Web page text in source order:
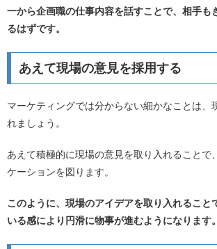
一から企画職の仕事内容を話すことで、相手も
るはずです。
あえて現場の意見を採用する
マーケティングでは分からない細かなことは、
れましょう。
あえて積極的に現場の意見を取り入れることで
ケーションを図ります。
このように、現場のアイデアを取り入れること
いる感により円滑に物事が進むようになります。